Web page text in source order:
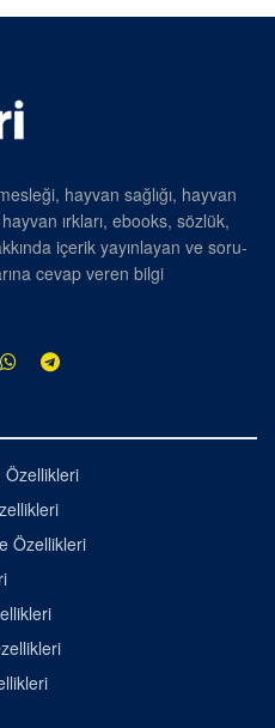
hayvan sağlığı, hayvan
ırkları, ebooks, sözlük,
içerik yayınlayan ve soru-
cevap veren bilgi
Özellikleri
Özellikleri